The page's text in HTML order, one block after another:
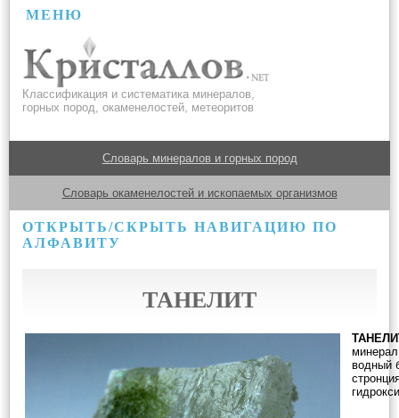
МЕНЮ
Классификация и систематика минералов,
горных пород, окаменелостей, метеоритов
Словарь минералов и горных пород
Словарь окаменелостей и ископаемых организмов
ОТКРЫТЬ/СКРЫТЬ НАВИГАЦИЮ ПО
АЛФАВИТУ
ТАНЕЛИТ
водный